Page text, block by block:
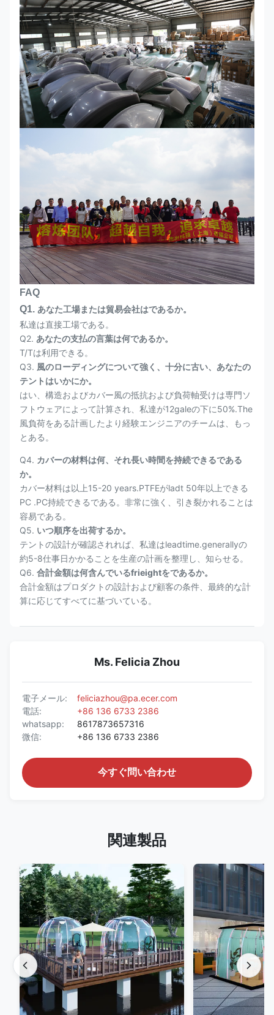
FAQ
Q1. あなた工場または貿易会社はであるか。
私達は直接工場である。
Q2. あなたの支払の言葉は何であるか。
T/Tは利用できる。
Q3. 風のローディングについて強く、十分に古い、あなたの
テントはいかにか。
はい、構造およびカバー風の抵抗および負荷軸受けは専門ソ
フトウェアによって計算され、私達が12galeの下に50%.The
風負荷をある計画したより経験エンジニアのチームは、もっ
とある。
Q4. カバーの材料は何、それ長い時間を持続できるである
か。
カバー材料は以上15-20 years.PTFEがladt 50年以上できる
PC .PC持続できるである。非常に強く、引き裂かれることは
容易である。
Q5. いつ順序を出荷するか。
テントの設計が確認されれば、私達はleadtime.generallyの
約5-8仕事日かかることを生産の計画を整理し、知らせる。
Q6. 合計金額は何含んでいるfrieightをであるか。
合計金額はプロダクトの設計および顧客の条件、最終的な計
算に応じてすべてに基づいている。
Ms. Felicia Zhou
電子メール:
feliciazhou@pa.ecer.com
電話:
+86 136 6733 2386
whatsapp:
8617873657316
微信:
+86 136 6733 2386
今すぐ問い合わせ
関連製品